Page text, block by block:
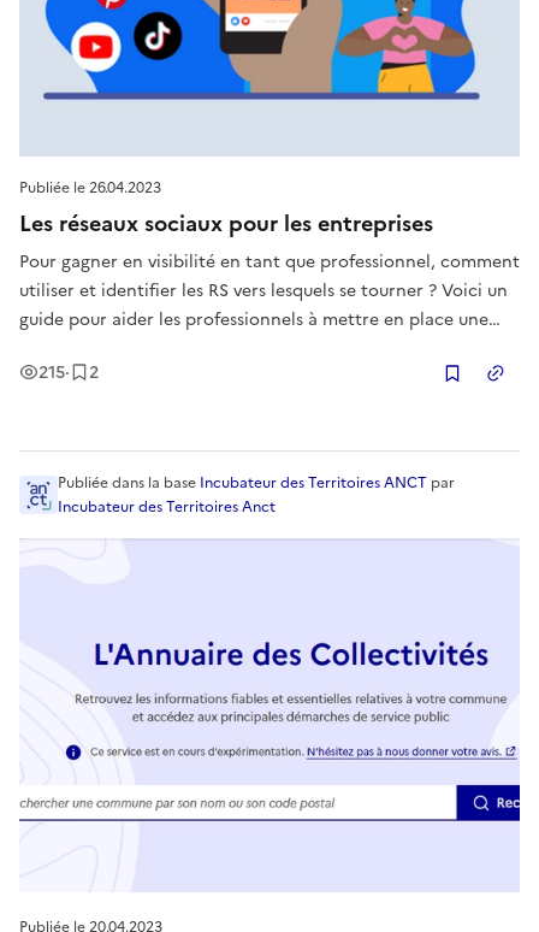
Publiée le26.04.2023
Les réseaux sociaux pour les entreprises
Pour gagner en visibilité en tant que professionnel, comment
utiliser et identifier les RS vers lesquels se tourner ? Voici un
guide pour aider les professionnels à mettre en place une
215Vues
· 2Enregistrement
Publiée le20.04.2023
Publiéedans la base Incubateur des Territoires ANCT par
Incubateur des Territoires Anct